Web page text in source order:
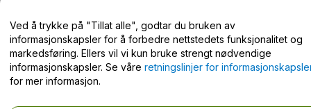
Hjelpesenter / kontakt oss
Ved å trykke på "Tillat alle", godtar du bruken av
informasjonskapsler for å forbedre nettstedets funksjonalitet og
markedsføring. Ellers vil vi kun bruke strengt nødvendige
informasjonskapsler. Se våre retningslinjer for
for mer informasjon.